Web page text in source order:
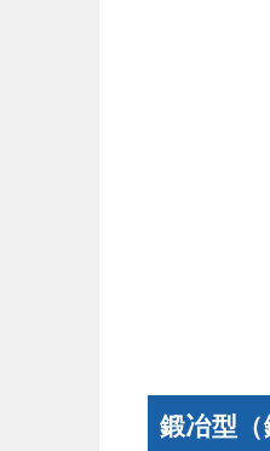
鍛冶型